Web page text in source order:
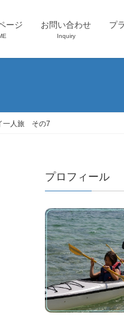
ージ お問い合わせ
Inquiry
プ
一人旅 その7
プロフィール